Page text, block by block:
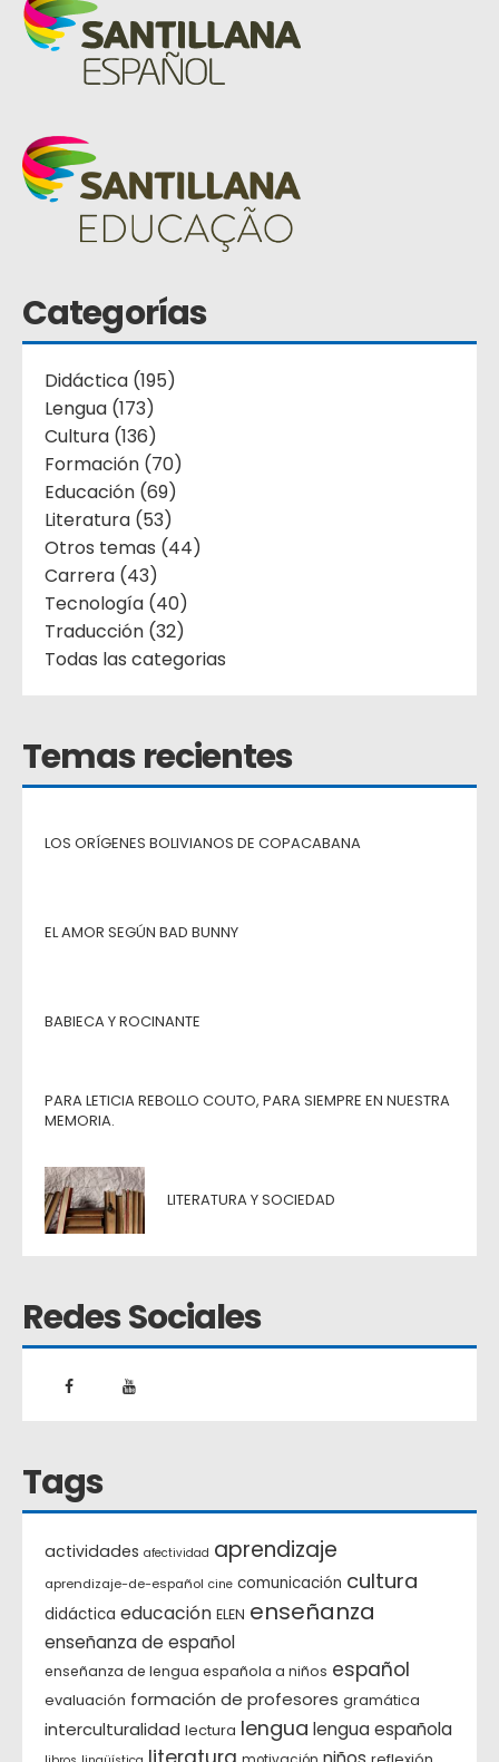
Categorías
Didáctica (195)
Lengua (173)
Cultura (136)
Formación (70)
Educación (69)
Literatura (53)
Otros temas (44)
Carrera (43)
Tecnología (40)
Traducción (32)
Todas las categorias
Temas recientes
LOS ORÍGENES BOLIVIANOS DE COPACABANA
EL AMOR SEGÚN BAD BUNNY
BABIECA Y ROCINANTE
PARA LETICIA REBOLLO COUTO, PARA SIEMPRE EN NUESTRA
MEMORIA.
LITERATURA Y SOCIEDAD
Redes Sociales
Tags
actividades afectividad aprendizaje
aprendizaje-de-español cine comunicación cultura
didáctica educación ELEN enseñanza
enseñanza de español
enseñanza de lengua española a niños español
evaluación formación de profesores gramática
interculturalidad lectura lengua lengua española